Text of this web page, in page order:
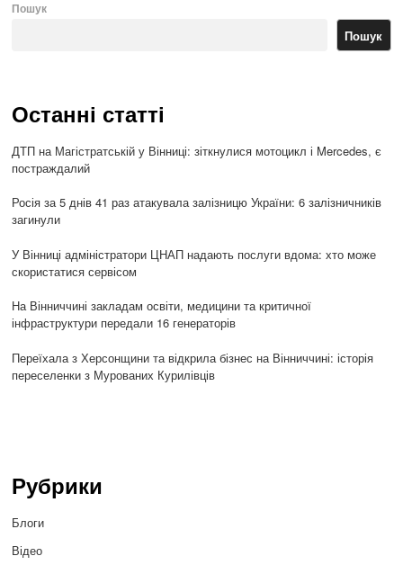
Пошук
Пошук
Останні статті
ДТП на Магістратській у Вінниці: зіткнулися мотоцикл і Mercedes, є
постраждалий
Росія за 5 днів 41 раз атакувала залізницю України: 6 залізничників
загинули
У Вінниці адміністратори ЦНАП надають послуги вдома: хто може
скористатися сервісом
На Вінниччині закладам освіти, медицини та критичної
інфраструктури передали 16 генераторів
Переїхала з Херсонщини та відкрила бізнес на Вінниччині: історія
переселенки з Мурованих Курилівців
Рубрики
Блоги
Відео